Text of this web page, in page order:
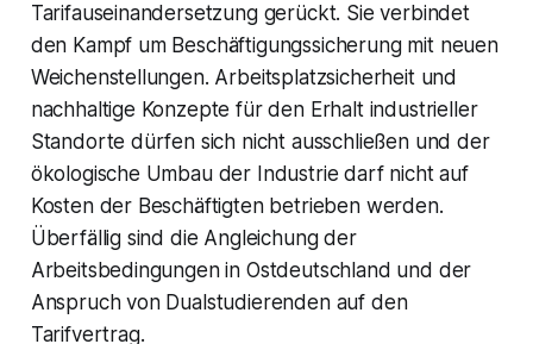
Tarifauseinandersetzung gerückt. Sie verbindet
den Kampf um Beschäftigungssicherung mit neuen
Weichenstellungen. Arbeitsplatzsicherheit und
nachhaltige Konzepte für den Erhalt industrieller
Standorte dürfen sich nicht ausschließen und der
ökologische Umbau der Industrie darf nicht auf
Kosten der Beschäftigten betrieben werden.
Überfällig sind die Angleichung der
Arbeitsbedingungen in Ostdeutschland und der
Anspruch von Dualstudierenden auf den
Tarifvertrag.